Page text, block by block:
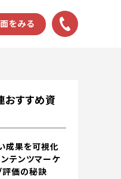
をみる
おすすめ資
成果を可視化
ンテンツマーケ
評価の秘訣